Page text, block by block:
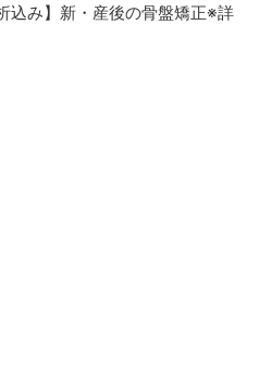
込み】新・産後の骨盤矯正※詳